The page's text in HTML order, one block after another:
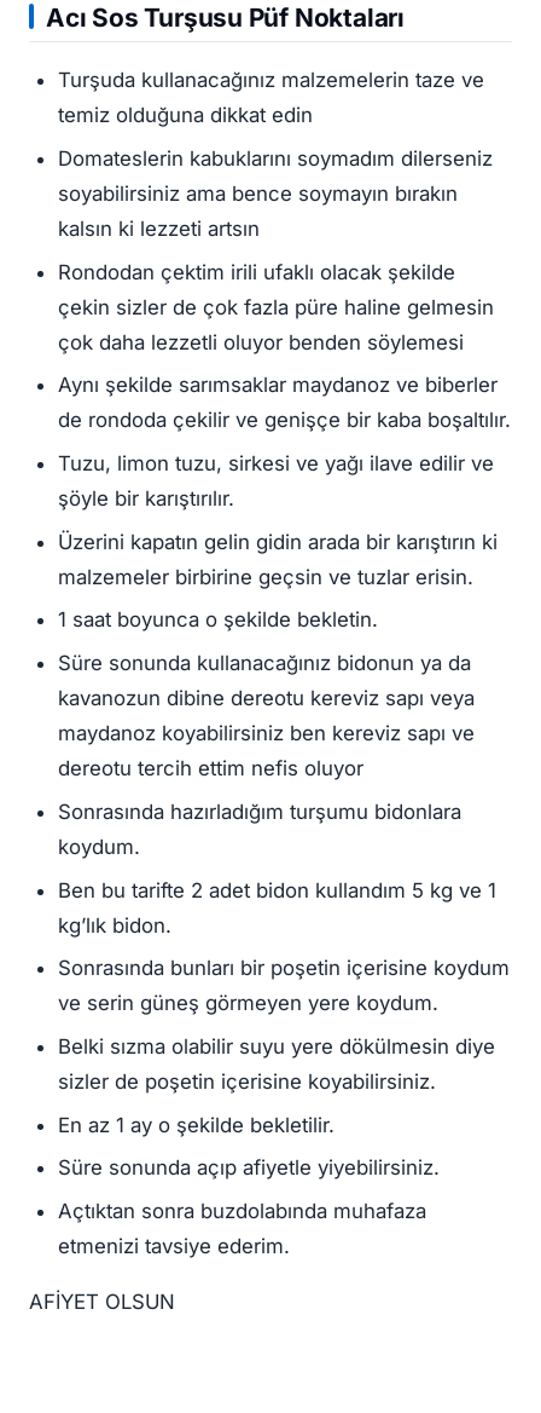
Acı Sos Turşusu Püf Noktaları
Turşuda kullanacağınız malzemelerin taze ve
temiz olduğuna dikkat edin
Domateslerin kabuklarını soymadım dilerseniz
soyabilirsiniz ama bence soymayın bırakın
kalsın ki lezzeti artsın
Rondodan çektim irili ufaklı olacak şekilde
çekin sizler de çok fazla püre haline gelmesin
çok daha lezzetli oluyor benden söylemesi
Aynı şekilde sarımsaklar maydanoz ve biberler
de rondoda çekilir ve genişçe bir kaba boşaltılır.
Tuzu, limon tuzu, sirkesi ve yağı ilave edilir ve
şöyle bir karıştırılır.
Üzerini kapatın gelin gidin arada bir karıştırın ki
malzemeler birbirine geçsin ve tuzlar erisin.
1 saat boyunca o şekilde bekletin.
Süre sonunda kullanacağınız bidonun ya da
kavanozun dibine dereotu kereviz sapı veya
maydanoz koyabilirsiniz ben kereviz sapı ve
dereotu tercih ettim nefis oluyor
Sonrasında hazırladığım turşumu bidonlara
koydum.
Ben bu tarifte 2 adet bidon kullandım 5 kg ve 1
kg’lık bidon.
Sonrasında bunları bir poşetin içerisine koydum
ve serin güneş görmeyen yere koydum.
Belki sızma olabilir suyu yere dökülmesin diye
sizler de poşetin içerisine koyabilirsiniz.
En az 1 ay o şekilde bekletilir.
Süre sonunda açıp afiyetle yiyebilirsiniz.
Açtıktan sonra buzdolabında muhafaza
etmenizi tavsiye ederim.
AFİYET OLSUN